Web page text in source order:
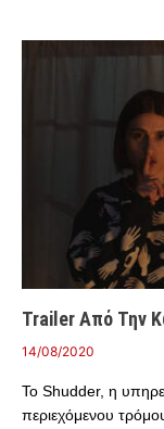
Trailer Από Την
14/08/2020
Το Shudder, η
περιεχόμενου